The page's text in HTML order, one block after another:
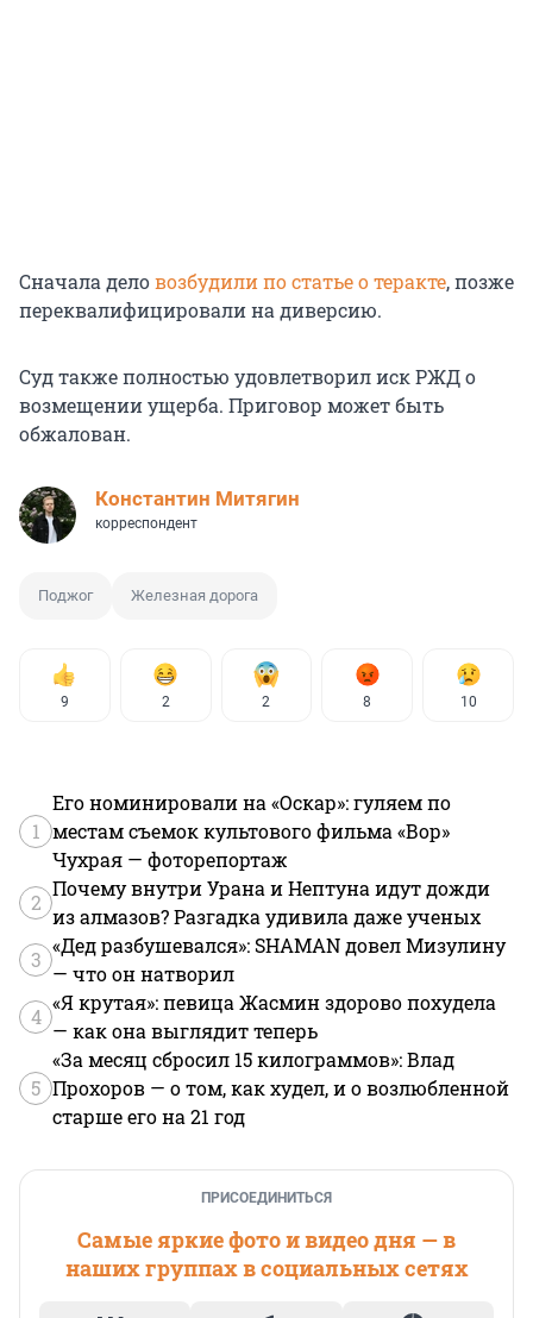
Сначала деловозбудили по статье о теракте, позже
переквалифицировали на диверсию.
Суд также полностью удовлетворил иск РЖД о
возмещении ущерба. Приговор может быть
обжалован.
Константин Митягин
корреспондент
Поджог Железная дорога
9 2 2 8 10
1
Его номинировали на «Оскар»: гуляем по
местам съемок культового фильма «Вор»
Чухрая — фоторепортаж
2
Почему внутри Урана и Нептуна идут дожди
из алмазов? Разгадка удивила даже ученых
3
«Дед разбушевался»: SHAMAN довел Мизулину
— что он натворил
4
«Я крутая»: певица Жасмин здорово похудела
— как она выглядит теперь
5
«За месяц сбросил 15 килограммов»: Влад
Прохоров — о том, как худел, и о возлюбленной
старше его на 21 год
ПРИСОЕДИНИТЬСЯ
Самые яркие фото и видео дня — в
наших группах в социальных сетях